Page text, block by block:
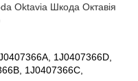
Oktavia Шкода Октавія
1J0407366D,
1J0407366C,